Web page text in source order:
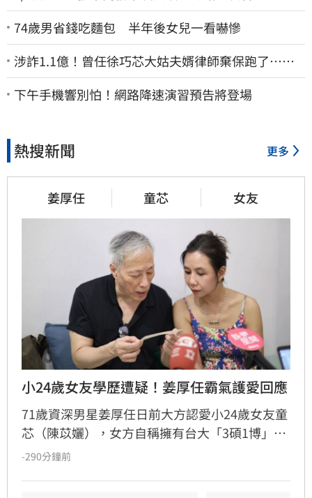
74歲男省錢吃麵包 半年後女兒一看嚇慘
涉詐1.1億！曾任徐巧芯大姑夫婿律師棄保跑了…媽
也離境 桃檢發通緝
下午手機響別怕！網路降速演習預告將登場
熱搜新聞 更多
姜厚任 童芯 女友
小24歲女友學歷遭疑！姜厚任霸氣護愛回應
71歲資深男星姜厚任日前大方認愛小24歲女友童
芯（陳苡孋），女方自稱擁有台大「3碩1博」高
學歷且智商146，引發網友高度關注。然而，有
-290分鐘前